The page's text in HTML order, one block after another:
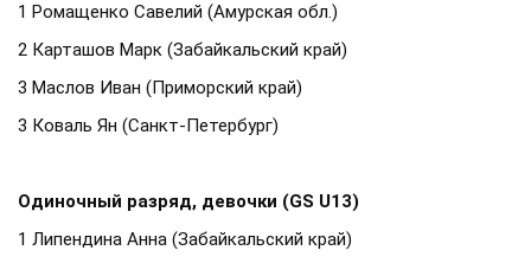
1 Ромащенко Савелий (Амурская обл.)
2 Карташов Марк (Забайкальский край)
3 Маслов Иван (Приморский край)
3 Коваль Ян (Санкт-Петербург)
Одиночный разряд, девочки (GS U13)
1 Липендина Анна (Забайкальский край)